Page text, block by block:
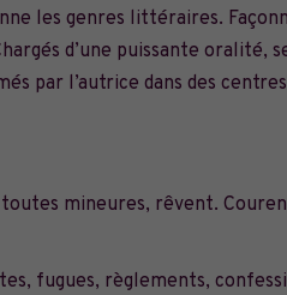
les genres littéraires.
d’une puissante oralité,
par l’autrice dans des
mineures, rêvent.
fugues, règlements,